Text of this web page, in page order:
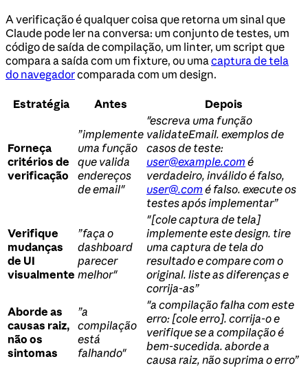
A verificação é qualquer coisa que retorna um sinal que
Claude pode ler na conversa: um conjunto de testes, um
código de saída de compilação, um linter, um script que
compara a saída com um fixture, ou umacaptura de tela
do navegadorcomparada com um design.
Estratégia Antes Depois
Forneça
critérios de
verificação
”implemente
uma função
que valida
endereços
de email"
"escreva uma função
validateEmail. exemplos de
casos de teste:
user@example.com é
verdadeiro, inválido é falso,
user@.com é falso. execute os
testes após implementar”
Verifique
mudanças
de UI
visualmente
”faça o
dashboard
parecer
melhor"
"[cole captura de tela]
implemente este design. tire
uma captura de tela do
resultado e compare com o
original. liste as diferenças e
corrija-as”
Aborde as
causas raiz,
não os
sintomas
”a
compilação
está
falhando"
"a compilação falha com este
erro: [cole erro]. corrija-o e
verifique se a compilação é
bem-sucedida. aborde a
causa raiz, não suprima o erro”